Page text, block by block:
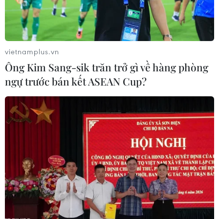
Áp thuế đường Thái Lan: Cơ hội nào cho
ngành mía đường Việt Nam?
16/07/2021 02:03
Giám đốc Trung tâm Khuyến nông Quốc gia Lê Quốc
Thanh cho rằng sau những thách thức của ngành mía
đường là cơ hội để doanh nghiệp, nông dân tìm ra con
đường đúng hơn, tổ chức liên kết chặt chẽ hơn.
vietnamplus.vn
Ông Kim Sang-sik trăn trở gì về hàng phòng
ngự trước bán kết ASEAN Cup?